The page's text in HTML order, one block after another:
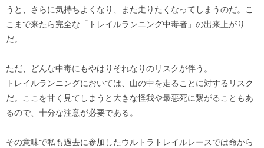
うと、さらに気持ちよくなり、また走りたくなってしまうのだ。こ
こまで来たら完全な「トレイルランニング中毒者」の出来上がり
だ。
ただ、どんな中毒にもやはりそれなりのリスクが伴う。
トレイルランニングにおいては、山の中を走ることに対するリスク
だ。ここを甘く見てしまうと大きな怪我や最悪死に繋がることもあ
るので、十分な注意が必要である。
その意味で私も過去に参加したウルトラトレイルレースでは命から